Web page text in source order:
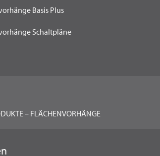
Basis Plus
Schaltpläne
– FLÄCHENVORHÄNGE